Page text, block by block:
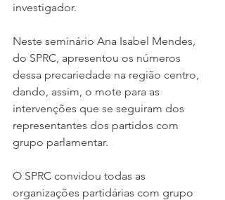
investigador.
Neste seminário Ana Isabel Mendes,
do SPRC, apresentou os números
dessa precariedade na região centro,
dando, assim, o mote para as
intervenções que se seguiram dos
representantes dos partidos com
grupo parlamentar.
O SPRC convidou todas as
organizações partidárias com grupo